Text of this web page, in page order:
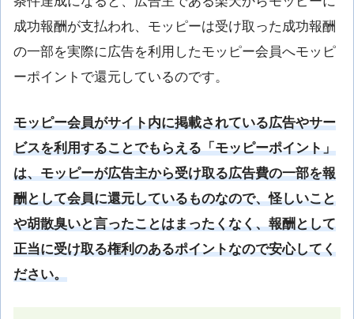
成功報酬が支払われ、モッピーは受け取った成功報酬
の一部を実際に広告を利用したモッピー会員へモッピ
ーポイントで還元しているのです。
モッピー会員がサイト内に掲載されている広告やサー
ビスを利用することでもらえる「モッピーポイント」
は、モッピーが広告主から受け取る広告費の一部を報
酬として会員に還元しているものなので、怪しいこと
や胡散臭いと言ったことはまったくなく、報酬として
正当に受け取る権利のあるポイントなので安心してく
ださい。